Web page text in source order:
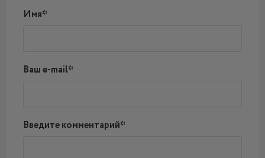
Имя*
Ваш e-mail*
Введите комментарий*